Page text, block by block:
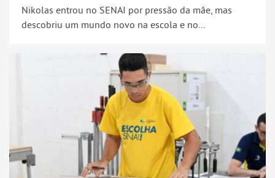
Nikolas entrou no SENAI por pressão da mãe, mas
descobriu um mundo novo na escola e no...